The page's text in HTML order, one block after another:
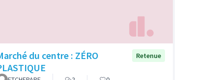
du centre : ZÉRO
Retenue